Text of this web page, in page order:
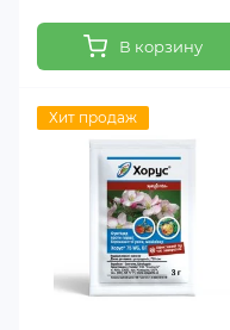
В корзину
Хит продаж